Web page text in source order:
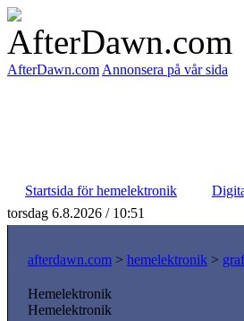
AfterDawn.com Annonsera på vår sida
Startsida för hemelektronik
torsdag 6.8.2026 / 10:51
afterdawn.com > hemelektronik >
Hemelektronik
Hemelektronik